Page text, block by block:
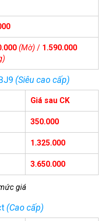
(Mờ) / 1.590.000
(Siêu cao cấp)
Giá sau CK
350.000
1.325.000
3.650.000
giá
(Cao cấp)